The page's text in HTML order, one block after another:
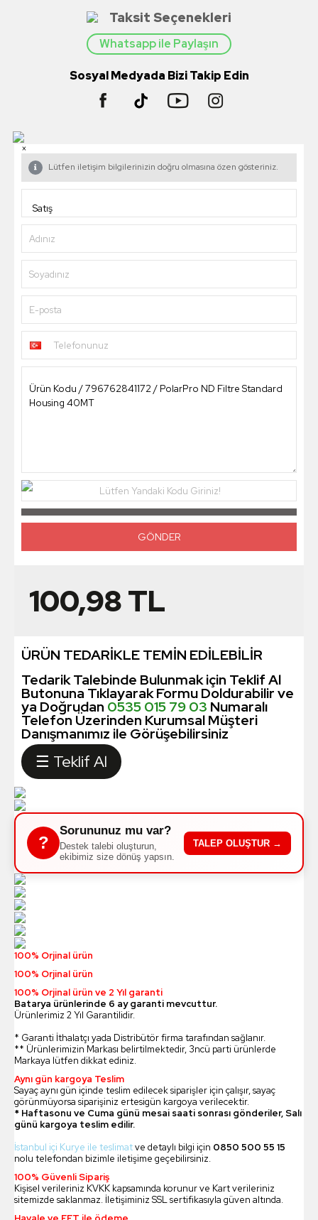
Taksit Seçenekleri
Whatsapp ile Paylaşın
Sosyal Medyada Bizi Takip Edin
×
Lütfen iletişim bilgilerinizin doğru olmasına özen gösteriniz.
Adınız
Soyadınız
E-posta
Telefonunuz
Lütfen Yandaki Kodu Giriniz!
100,98TL
ÜRÜN TEDARİKLE TEMİN EDİLEBİLİR
Tedarik Talebinde Bulunmak için Teklif Al
Butonuna Tıklayarak Formu Doldurabilir ve
ya Doğrudan 0535 015 79 03 Numaralı
Telefon Üzerinden Kurumsal Müşteri
Danışmanımız ile Görüşebilirsiniz
☰ Teklif Al
?
Sorununuz mu var?
Destek talebi oluşturun,
ekibimiz size dönüş yapsın.
TALEP OLUŞTUR →
100% Orjinal ürün
100% Orjinal ürün
100% Orjinal ürün ve 2 Yıl garanti
Batarya ürünlerinde 6 ay garanti mevcuttur.
Ürünlerimiz 2 Yıl Garantilidir.
* Garanti İthalatçı yada Distribütör firma tarafından sağlanır.
** Ürünlerimizin Markası belirtilmektedir, 3ncü parti ürünlerde
Markaya lütfen dikkat ediniz.
Aynı gün kargoya Teslim
Sayaç aynı gün içinde teslim edilecek siparişler için çalışır, sayaç
görünmüyorsa siparişiniz ertesigün kargoya verilecektir.
* Haftasonu ve Cuma günü mesai saati sonrası gönderiler, Salı
günü kargoya teslim edilir.
İstanbul içi Kurye ile teslimatve detaylı bilgi için 0850 500 55 15
nolu telefondan bizimle iletişime geçebilirsiniz.
100% Güvenli Sipariş
Kişisel verileriniz KVKK kapsamında korunur ve Kart verileriniz
sitemizde saklanmaz. İletişiminiz SSL sertifikasıyla güven altında.